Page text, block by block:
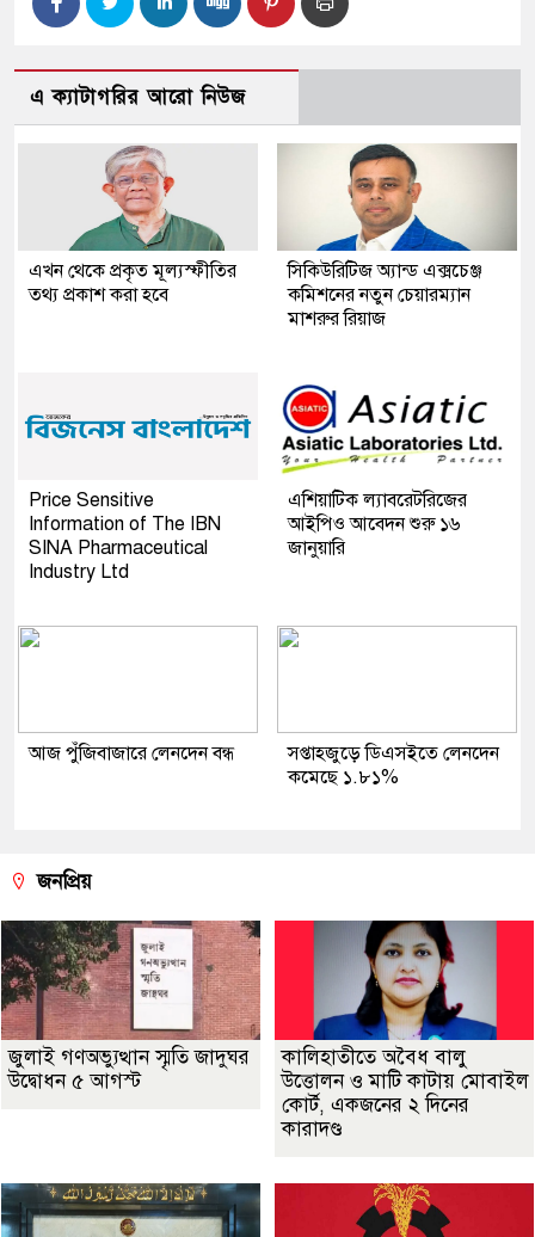
এ ক্যাটাগরির আরো নিউজ
এখন থেকে প্রকৃত মূল্যস্ফীতির
তথ্য প্রকাশ করা হবে
সিকিউরিটিজ অ্যান্ড এক্সচেঞ্জ
কমিশনের নতুন চেয়ারম্যান
মাশরুর রিয়াজ
Price Sensitive
Information of The IBN
SINA Pharmaceutical
Industry Ltd
এশিয়াটিক ল্যাবরেটরিজের
আইপিও আবেদন শুরু ১৬
জানুয়ারি
আজ পুঁজিবাজারে লেনদেন বন্ধ
সপ্তাহজুড়ে ডিএসইতে লেনদেন
কমেছে ১.৮১%
জনপ্রিয়
জুলাই গণঅভ্যুত্থান স্মৃতি জাদুঘর
উদ্বোধন ৫ আগস্ট
কালিহাতীতে অবৈধ বালু
উত্তোলন ও মাটি কাটায় মোবাইল
কোর্ট, একজনের ২ দিনের
কারাদণ্ড